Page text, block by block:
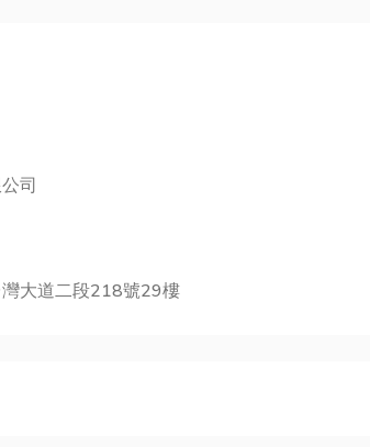
司
大道二段218號29樓